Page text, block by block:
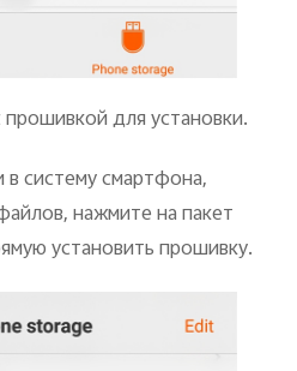
прошивкой для установки.
систему смартфона,
нажмите на пакет
установить прошивку.